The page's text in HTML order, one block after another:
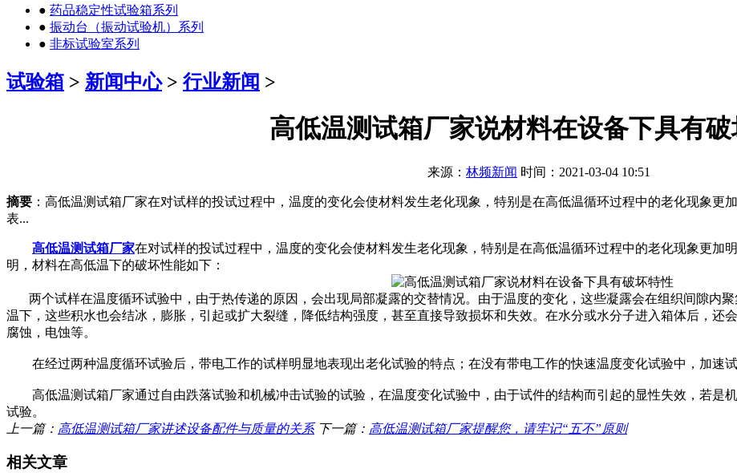
● 药品稳定性试验箱系列
● 振动台（振动试验机）系列
● 非标试验室系列
试验箱 > 新闻中心> 行业新闻 >
高低温测试箱厂家说材料在设备下具有
来源： 林频新闻 时间：2021-03-04 10:51
摘要 ：高低温测试箱厂家在对试样的投试过程中，温度的变化会使材料发生老化现象，特别是在高低温循环过程中的老化现象
表...
高低温测试箱厂家在对试样的投试过程中，温度的变化会使材料发生老化现象，特别是在高低温循环过程中的老化现象更加
明，材料在高低温下的破坏性能如下：
两个试样在温度循环试验中，由于热传递的原因，会出现局部凝露的交替情况。由于温度的变化，这些凝露会在组织间隙内
温下，这些积水也会结冰，膨胀，引起或扩大裂缝，降低结构强度，甚至直接导致损坏和失效。在水分或水分子进入箱体后，还
腐蚀，电蚀等。
在经过两种温度循环试验后，带电工作的试样明显地表现出老化试验的特点；在没有带电工作的快速温度变化试验中，加速试
高低温测试箱厂家通过自由跌落试验和机械冲击试验的试验，在温度变化试验中，由于试件的结构而引起的显性失效，若是
试验。
上一篇： 高低温测试箱厂家讲述设备配件与质量的关系 下一篇： 高低温测试箱厂家提醒您，请牢记“五不”原则
相关文章